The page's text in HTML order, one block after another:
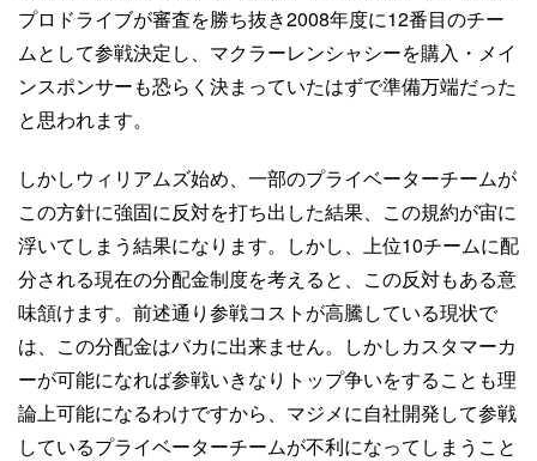
プロドライブが審査を勝ち抜き2008年度に12番目のチー
ムとして参戦決定し、マクラーレンシャシーを購入・メイ
ンスポンサーも恐らく決まっていたはずで準備万端だった
と思われます。
しかしウィリアムズ始め、一部のプライベーターチームが
この方針に強固に反対を打ち出した結果、この規約が宙に
浮いてしまう結果になります。しかし、上位10チームに配
分される現在の分配金制度を考えると、この反対もある意
味頷けます。前述通り参戦コストが高騰している現状で
は、この分配金はバカに出来ません。しかしカスタマーカ
ーが可能になれば参戦いきなりトップ争いをすることも理
論上可能になるわけですから、マジメに自社開発して参戦
しているプライベーターチームが不利になってしまうこと